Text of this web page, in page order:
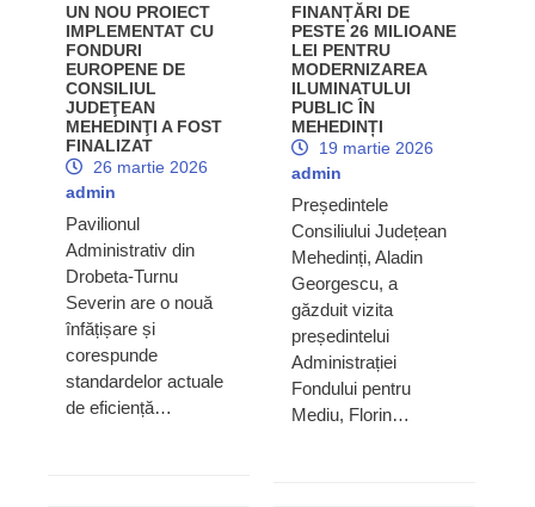
UN NOU PROIECT
IMPLEMENTAT CU
FONDURI
EUROPENE DE
CONSILIUL
JUDEŢEAN
MEHEDINŢI A FOST
FINALIZAT
26 martie 2026
admin
Pavilionul
Administrativ din
Drobeta-Turnu
Severin are o nouă
înfățișare și
corespunde
standardelor actuale
de eficiență…
FINANȚĂRI DE
PESTE 26 MILIOANE
LEI PENTRU
MODERNIZAREA
ILUMINATULUI
PUBLIC ÎN
MEHEDINȚI
19 martie 2026
admin
Președintele
Consiliului Județean
Mehedinți, Aladin
Georgescu, a
găzduit vizita
președintelui
Administrației
Fondului pentru
Mediu, Florin…